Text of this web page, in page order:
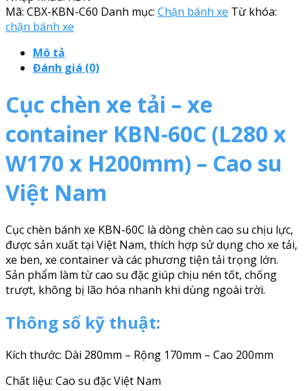
Mã: CBX-KBN-C60 Danh mục: Chặn bánh xe Từ khóa:
chặn bánh xe
Mô tả
Đánh giá (0)
Cục chèn xe tải – xe
container KBN-60C (L280 x
W170 x H200mm) – Cao su
Việt Nam
Cục chèn bánh xe KBN-60C là dòng chèn cao su chịu lực,
được sản xuất tại Việt Nam, thích hợp sử dụng cho xe tải,
xe ben, xe container và các phương tiện tải trọng lớn.
Sản phẩm làm từ cao su đặc giúp chịu nén tốt, chống
trượt, không bị lão hóa nhanh khi dùng ngoài trời.
Thông số kỹ thuật:
Kích thước: Dài 280mm – Rộng 170mm – Cao 200mm
Chất liệu: Cao su đặc Việt Nam